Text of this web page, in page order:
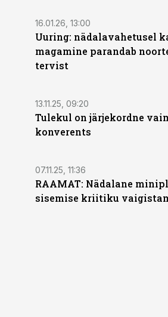
16.01.26, 13:00
Uuring: nädalavahetusel
magamine parandab
tervist
13.11.25, 09:20
Tulekul on järjekordne
konverents
07.11.25, 11:36
RAAMAT: Nädalane
sisemise kriitiku